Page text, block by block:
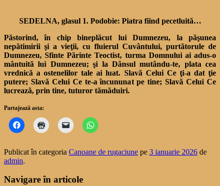
SEDELNA, glasul 1. Podobie: Piatra fiind pecetluită…
Păstorind, în chip bineplăcut lui Dumnezeu, la păşunea
nepătimirii şi a vieţii, cu fluierul Cuvântului, purtătorule de
Dumnezeu, Sfinte Părinte Teoctist, turma Domnului ai adus-o
mântuită lui Dumnezeu; şi la Dânsul mutându-te, plata cea
vrednică a ostenelilor tale ai luat. Slavă Celui Ce ţi-a dat ţie
putere; Slavă Celui Ce te-a încununat pe tine; Slavă Celui Ce
lucrează, prin tine, tuturor tămăduiri.
Partajează asta:
Publicat în categoria Canoane de rugaciune pe 3 ianuarie 2026 de
admin.
Navigare în articole